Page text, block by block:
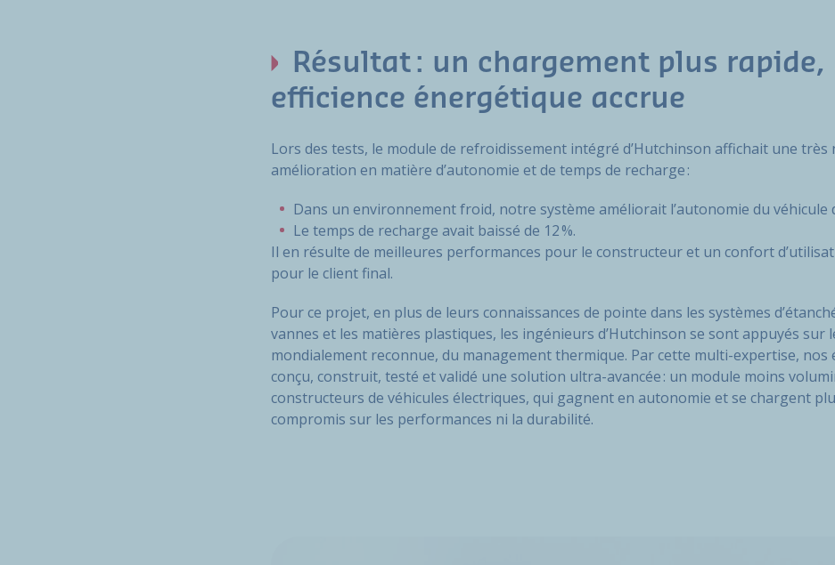
Résultat : un chargement plus rapide,
efficience énergétique accrue
Lors des tests, le module de refroidissement intégré d’Hutchinson affichait une très
amélioration en matière d’autonomie et de temps de recharge :
Dans un environnement froid, notre système améliorait l’autonomie du véhicule
Le temps de recharge avait baissé de 12 %.
Il en résulte de meilleures performances pour le constructeur et un confort
pour le client final.
Pour ce projet, en plus de leurs connaissances de pointe dans les systèmes
vannes et les matières plastiques, les ingénieurs d’Hutchinson se sont appuyés sur
mondialement reconnue, du management thermique. Par cette multi-expertise, nos
conçu, construit, testé et validé une solution ultra-avancée : un module moins
constructeurs de véhicules électriques, qui gagnent en autonomie et se chargent
compromis sur les performances ni la durabilité.